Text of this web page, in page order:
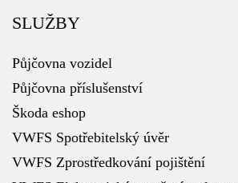
SLUŽBY
Půjčovna vozidel
Půjčovna příslušenství
Škoda eshop
VWFS Spotřebitelský úvěr
VWFS Zprostředkování pojištění